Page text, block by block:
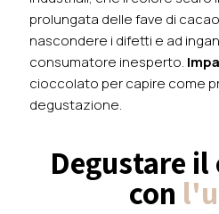
prolungata delle fave di
nascondere i difetti e ad
consumatore inesperto.
cioccolato per capire come
degustazione.
Degustare
con